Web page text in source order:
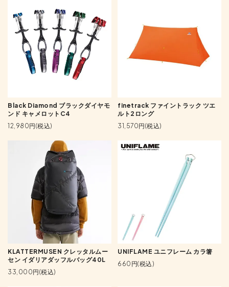
Black Diamond ブラックダイヤモ
ンド キャメロットC4
12,980円(税込)
finetrack ファイントラック ツエ
ルト2ロング
31,570円(税込)
KLATTERMUSEN クレッタルムー
セン イダリアダッフルバッグ40L
33,000円(税込)
UNIFLAME ユニフレーム カラ箸
660円(税込)